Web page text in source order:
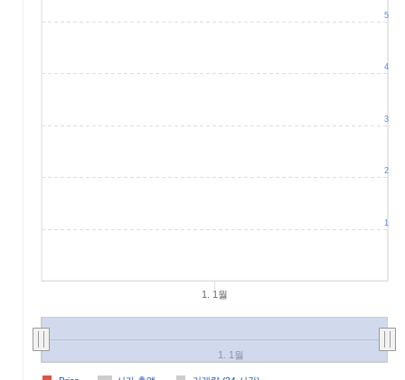
1. 1월
1. 1월
1
2
3
4
5